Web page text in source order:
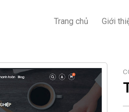
Trang chủ Giới